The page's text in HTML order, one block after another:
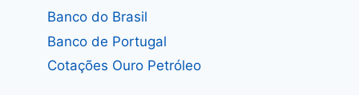
Banco do Brasil
Banco de Portugal
Cotações Ouro Petróleo